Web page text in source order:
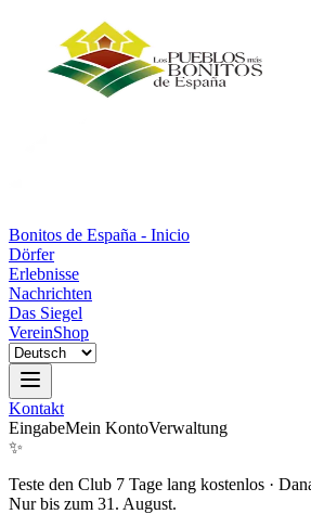
Bonitos de España - Inicio
Dörfer
Erlebnisse
Nachrichten
Das Siegel
VereinShop
Kontakt
EingabeMein KontoVerwaltung
✨
Teste den Club 7 Tage lang kostenlos ·
Nur bis zum 31. August.